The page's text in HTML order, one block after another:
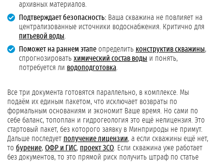
архивных материалов.
Подтверждает безопасность: Ваша скважина не повлияет на
централизованные источники водоснабжения. Критично для
питьевой воды
Поможет на раннем этапе определить конструктив скважины,
спрогнозировать химический состав воды и понять,
потребуется ли водоподготовка
Все три документа готовятся параллельно, в комплексе. Мы
подаём их единым пакетом, что исключает возвраты по
формальным основаниям и экономит Ваше время. Но сами по
себе баланс, топоплан и гидрогеология это ещё нелицензия. Это
стартовый пакет, без которого заявку в Минприроды не примут.
Дальше последует получение лицензии, а если скважины ещё нет,
то бурение, ОФР и ГИС, проект ЗСО . Если скважина уже работает
без документов, то это прямой риск получить штраф по статье